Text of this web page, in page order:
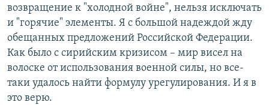
возвращение к "холодной войне", нельзя исключать
и "горячие" элементы. Я с большой надеждой жду
обещанных предложений Российской Федерации.
Как было с сирийским кризисом – мир висел на
волоске от использования военной силы, но все-
таки удалось найти формулу урегулирования. И я в
это верю.